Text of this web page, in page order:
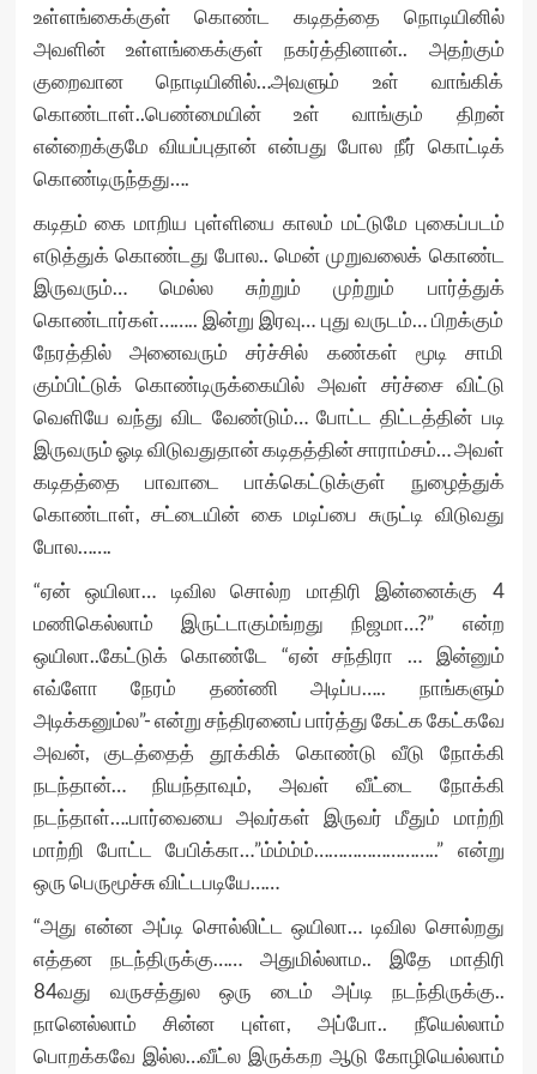
உள்ளங்கைக்குள் கொண்ட கடிதத்தை நொடியினில்
அவளின் உள்ளங்கைக்குள் நகர்த்தினான்.. அதற்கும்
குறைவான நொடியினில்…அவளும் உள் வாங்கிக்
கொண்டாள்..பெண்மையின் உள் வாங்கும் திறன்
என்றைக்குமே வியப்புதான் என்பது போல நீர் கொட்டிக்
கொண்டிருந்தது….
கடிதம் கை மாறிய புள்ளியை காலம் மட்டுமே புகைப்படம்
எடுத்துக் கொண்டது போல.. மென் முறுவலைக் கொண்ட
இருவரும்… மெல்ல சுற்றும் முற்றும் பார்த்துக்
கொண்டார்கள்…….. இன்று இரவு… புது வருடம்… பிறக்கும்
நேரத்தில் அனைவரும் சர்ச்சில் கண்கள் மூடி சாமி
கும்பிட்டுக் கொண்டிருக்கையில் அவள் சர்ச்சை விட்டு
வெளியே வந்து விட வேண்டும்… போட்ட திட்டத்தின் படி
இருவரும் ஓடி விடுவதுதான் கடிதத்தின் சாராம்சம்… அவள்
கடிதத்தை பாவாடை பாக்கெட்டுக்குள் நுழைத்துக்
கொண்டாள், சட்டையின் கை மடிப்பை சுருட்டி விடுவது
போல…….
“ஏன் ஒயிலா… டிவில சொல்ற மாதிரி இன்னைக்கு 4
மணிகெல்லாம் இருட்டாகும்ங்றது நிஜமா…?” என்ற
ஒயிலா..கேட்டுக் கொண்டே “ஏன் சந்திரா … இன்னும்
எவ்ளோ நேரம் தண்ணி அடிப்ப….. நாங்களும்
அடிக்கனும்ல”- என்று சந்திரனைப் பார்த்து கேட்க கேட்கவே
அவன், குடத்தைத் தூக்கிக் கொண்டு வீடு நோக்கி
நடந்தான்… நியந்தாவும், அவள் வீட்டை நோக்கி
நடந்தாள்….பார்வையை அவர்கள் இருவர் மீதும் மாற்றி
மாற்றி போட்ட பேபிக்கா…”ம்ம்ம்ம்……………………..” என்று
ஒரு பெருமூச்சு விட்டபடியே……
“அது என்ன அப்டி சொல்லிட்ட ஒயிலா… டிவில சொல்றது
எத்தன நடந்திருக்கு…… அதுமில்லாம.. இதே மாதிரி
84வது வருசத்துல ஒரு டைம் அப்டி நடந்திருக்கு..
நானெல்லாம் சின்ன புள்ள, அப்போ.. நீயெல்லாம்
பொறக்கவே இல்ல…வீட்ல இருக்கற ஆடு கோழியெல்லாம்